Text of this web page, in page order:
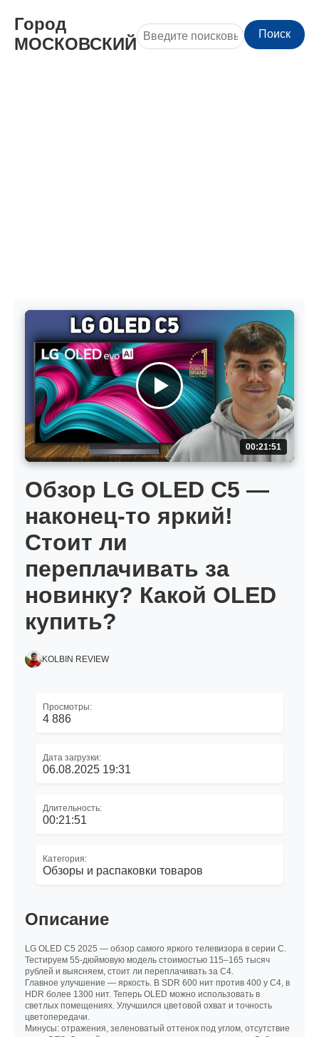
Город
МОСКОВСКИЙ
Поиск
00:21:51
Обзор LG OLED C5 —
наконец-то яркий!
Стоит ли
переплачивать за
новинку? Какой OLED
купить?
KOLBIN REVIEW
Просмотры:
4 886
Дата загрузки:
06.08.2025 19:31
Длительность:
00:21:51
Категория:
Обзоры и распаковки товаров
Описание
LG OLED C5 2025 — обзор самого яркого телевизора в серии C.
Тестируем 55-дюймовую модель стоимостью 115–165 тысяч
рублей и выясняем, стоит ли переплачивать за C4.
Главное улучшение — яркость. В SDR 600 нит против 400 у C4, в
HDR более 1300 нит. Теперь OLED можно использовать в
светлых помещениях. Улучшился цветовой охват и точность
цветопередачи.
Минусы: отражения, зеленоватый оттенок под углом, отсутствие